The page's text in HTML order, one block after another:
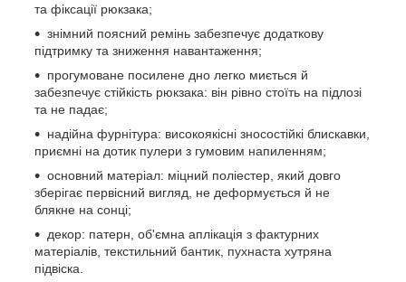
та фіксації рюкзака;
знімний поясний ремінь забезпечує додаткову
підтримку та зниження навантаження;
прогумоване посилене дно легко миється й
забезпечує стійкість рюкзака: він рівно стоїть на підлозі
та не падає;
надійна фурнітура: високоякісні зносостійкі блискавки,
приємні на дотик пулери з гумовим напиленням;
основний матеріал: міцний поліестер, який довго
зберігає первісний вигляд, не деформується й не
блякне на сонці;
декор: патерн, об'ємна аплікація з фактурних
матеріалів, текстильний бантик, пухнаста хутряна
підвіска.